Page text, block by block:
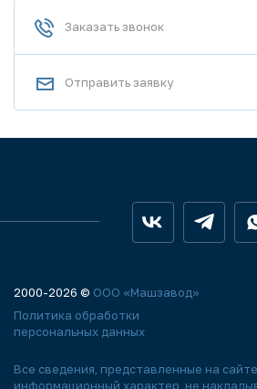
Заказать звонок
Отправить заявку
2000-2026 © ООО «Машзавод»
Политика обработки
персональных данных
Все сведения, представленные на
информационный характер, не